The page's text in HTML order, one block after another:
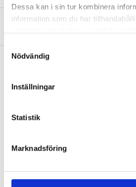
Dessa kan i sin tur kombinera
information som du har
Samtyckesval
Nödvändig
Inställningar
Statistik
Marknadsföring